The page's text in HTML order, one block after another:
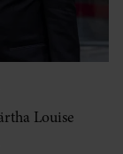
Louise